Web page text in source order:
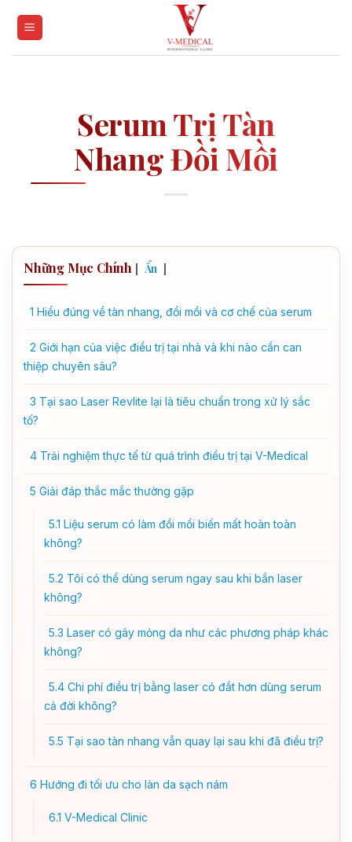
Serum Trị Tàn
Nhang Đồi Mồi
Những Mục Chính [ Ẩn ]
1 Hiểu đúng về tàn nhang, đồi mồi và cơ chế của serum
2 Giới hạn của việc điều trị tại nhà và khi nào cần can
thiệp chuyên sâu?
3 Tại sao Laser Revlite lại là tiêu chuẩn trong xử lý sắc
tố?
4 Trải nghiệm thực tế từ quá trình điều trị tại V-Medical
5 Giải đáp thắc mắc thường gặp
5.1 Liệu serum có làm đồi mồi biến mất hoàn toàn
không?
5.2 Tôi có thể dùng serum ngay sau khi bắn laser
không?
5.3 Laser có gây mỏng da như các phương pháp khác
không?
5.4 Chi phí điều trị bằng laser có đắt hơn dùng serum
cả đời không?
5.5 Tại sao tàn nhang vẫn quay lại sau khi đã điều trị?
6 Hướng đi tối ưu cho làn da sạch nám
6.1 V-Medical Clinic